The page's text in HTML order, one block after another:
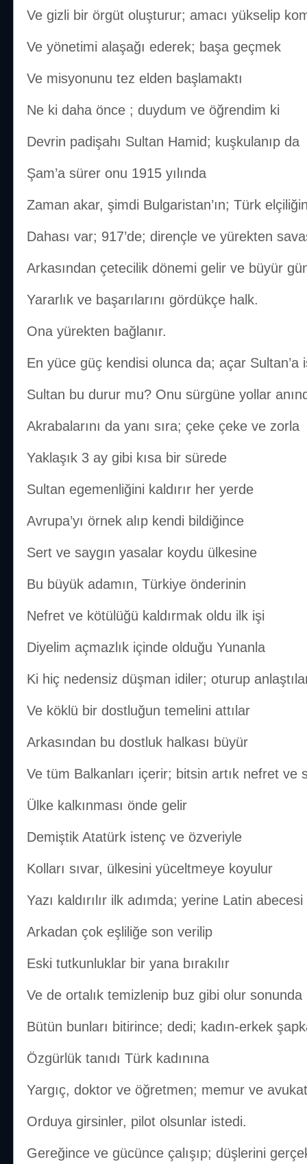
Ve gizli bir örgüt oluşturur; amacı yükselip
Ve yönetimi alaşağı ederek; başa geçmek
Ve misyonunu tez elden başlamaktı
Ne ki daha önce ; duydum ve öğrendim ki
Devrin padişahı Sultan Hamid; kuşkulanıp da
Şam’a sürer onu 1915 yılında
Zaman akar, şimdi Bulgaristan’ın; Türk
Dahası var; 917’de; dirençle ve yürekten
Arkasından çetecilik dönemi gelir ve büyür
Yararlık ve başarılarını gördükçe halk.
Ona yürekten bağlanır.
En yüce güç kendisi olunca da; açar Sultan’a
Sultan bu durur mu? Onu sürgüne yollar
Akrabalarını da yanı sıra; çeke çeke ve zorla
Yaklaşık 3 ay gibi kısa bir sürede
Sultan egemenliğini kaldırır her yerde
Avrupa’yı örnek alıp kendi bildiğince
Sert ve saygın yasalar koydu ülkesine
Bu büyük adamın, Türkiye önderinin
Nefret ve kötülüğü kaldırmak oldu ilk işi
Diyelim açmazlık içinde olduğu Yunanla
Ki hiç nedensiz düşman idiler; oturup
Ve köklü bir dostluğun temelini attılar
Arkasından bu dostluk halkası büyür
Ve tüm Balkanları içerir; bitsin artık nefret ve
Ülke kalkınması önde gelir
Demiştik Atatürk istenç ve özveriyle
Kolları sıvar, ülkesini yüceltmeye koyulur
Yazı kaldırılır ilk adımda; yerine Latin
Arkadan çok eşliliğe son verilip
Eski tutkunluklar bir yana bırakılır
Ve de ortalık temizlenip buz gibi olur sonunda
Bütün bunları bitirince; dedi; kadın-erkek
Özgürlük tanıdı Türk kadınına
Yargıç, doktor ve öğretmen; memur ve
Orduya girsinler, pilot olsunlar istedi.
Gereğince ve gücünce çalışıp; düşlerini